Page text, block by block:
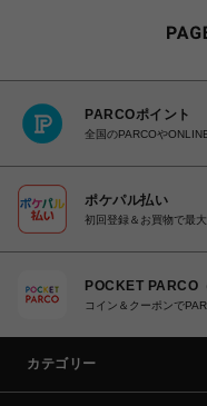
PARCOポイント
全国のPARCOや
ポケパル払い
初回登録＆お買物で最
POCKET PARCO
コイン＆クーポンで
カテゴリー